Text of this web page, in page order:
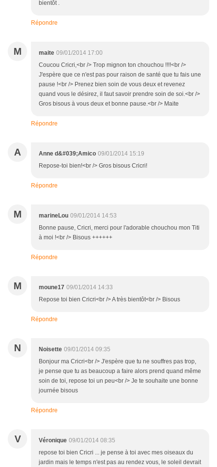
bientôt .
Répondre
M maite 09/01/2014 17:00
Coucou Cricri,<br /> Trop mignon ton chouchou !!!!<br />
J'espère que ce n'est pas pour raison de santé que tu fais une
pause !<br /> Prenez bien soin de vous deux et revenez
quand vous le désirez, il faut savoir prendre soin de soi.<br />
Gros bisous à vous deux et bonne pause.<br /> Maite
Répondre
A Anne d&#039;Amico 09/01/2014 15:19
Repose-toi bien!<br /> Gros bisous Cricri!
Répondre
M marineLou 09/01/2014 14:53
Bonne pause, Cricri, merci pour l'adorable chouchou mon Titi
à moi !<br /> Bisous ++++++
Répondre
M moune17 09/01/2014 14:33
Repose toi bien Cricri<br /> A très bientôt<br /> Bisous
Répondre
N Noisette 09/01/2014 09:35
Bonjour ma Cricri<br /> J'espère que tu ne souffres pas trop,
je pense que tu as beaucoup a faire alors prend quand même
soin de toi, repose toi un peu<br /> Je te souhaite une bonne
journée bisous
Répondre
V Véronique 09/01/2014 08:35
repose toi bien Cricri ... je pense à toi avec mes oiseaux du
jardin mais le temps n'est pas au rendez vous, le soleil devrait